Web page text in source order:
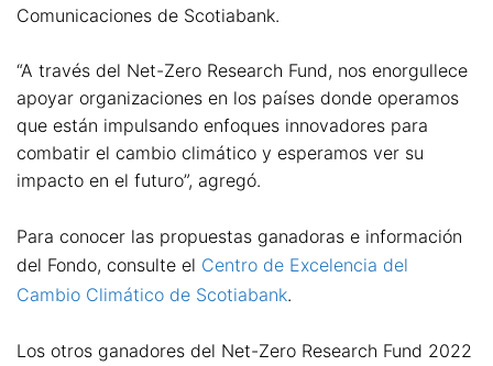
Comunicaciones de Scotiabank.
“A través del Net-Zero Research Fund, nos enorgullece
apoyar organizaciones en los países donde operamos
que están impulsando enfoques innovadores para
combatir el cambio climático y esperamos ver su
impacto en el futuro”, agregó.
Para conocer las propuestas ganadoras e información
del Fondo, consulte el Centro de Excelencia del
Cambio Climático de Scotiabank.
Los otros ganadores del Net-Zero Research Fund 2022